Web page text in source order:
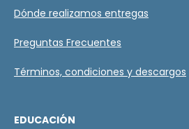
Dónde realizamos entregas
Preguntas Frecuentes
Términos, condiciones y descargos
EDUCACIÓN